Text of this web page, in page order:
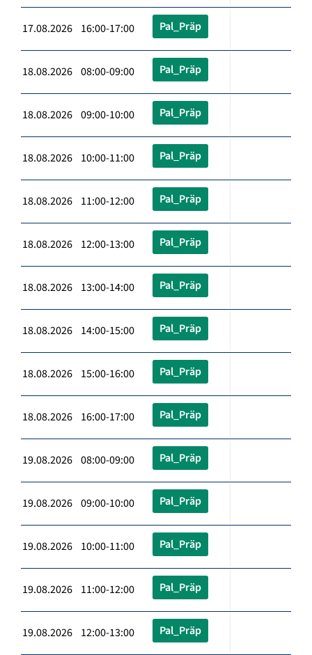
17.08.2026 16:00-17:00 Pal_Präp
18.08.2026 08:00-09:00 Pal_Präp
18.08.2026 09:00-10:00 Pal_Präp
18.08.2026 10:00-11:00 Pal_Präp
18.08.2026 11:00-12:00 Pal_Präp
18.08.2026 12:00-13:00 Pal_Präp
18.08.2026 13:00-14:00 Pal_Präp
18.08.2026 14:00-15:00 Pal_Präp
18.08.2026 15:00-16:00 Pal_Präp
18.08.2026 16:00-17:00 Pal_Präp
19.08.2026 08:00-09:00 Pal_Präp
19.08.2026 09:00-10:00 Pal_Präp
19.08.2026 10:00-11:00 Pal_Präp
19.08.2026 11:00-12:00 Pal_Präp
19.08.2026 12:00-13:00 Pal_Präp